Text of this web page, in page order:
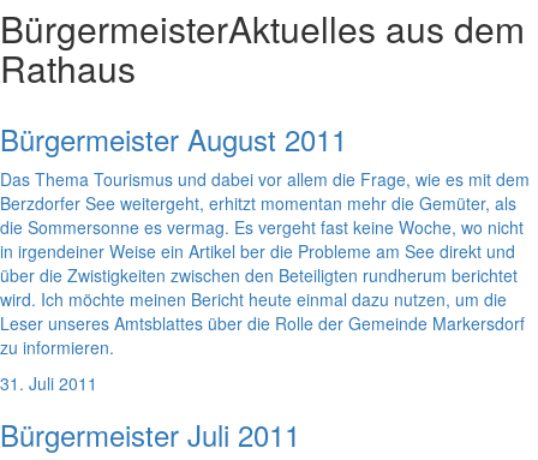
BürgermeisterAktuelles aus dem
Rathaus
Bürgermeister August 2011
Das Thema Tourismus und dabei vor allem die Frage, wie es mit dem
Berzdorfer See weitergeht, erhitzt momentan mehr die Gemüter, als
die Sommersonne es vermag. Es vergeht fast keine Woche, wo nicht
in irgendeiner Weise ein Artikel ber die Probleme am See direkt und
über die Zwistigkeiten zwischen den Beteiligten rundherum berichtet
wird. Ich möchte meinen Bericht heute einmal dazu nutzen, um die
Leser unseres Amtsblattes über die Rolle der Gemeinde Markersdorf
zu informieren.
31. Juli 2011
Bürgermeister Juli 2011